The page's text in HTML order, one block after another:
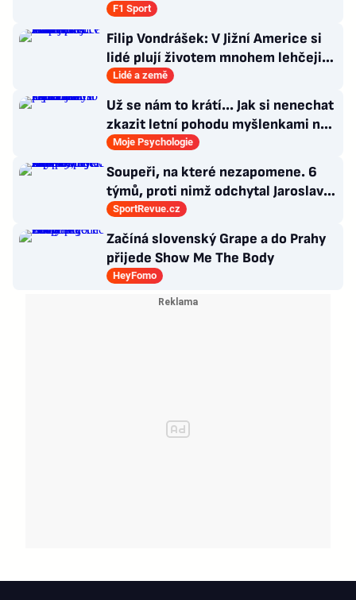
F1 Sport
Filip Vondrášek: V Jižní Americe si
lidé plují životem mnohem lehčeji,
věci tolik neřeší
Lidé a země
Už se nám to krátí... Jak si nenechat
zkazit letní pohodu myšlenkami na
zářijový zápřah?
Moje Psychologie
Soupeři, na které nezapomene. 6
týmů, proti nimž odchytal Jaroslav
Drobný nejvíc zápasů v kariéře
SportRevue.cz
Začíná slovenský Grape a do Prahy
přijede Show Me The Body
HeyFomo